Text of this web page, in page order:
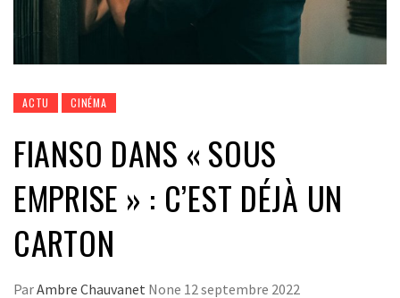
ACTU CINÉMA
FIANSO DANS « SOUS
EMPRISE » : C’EST DÉJÀ UN
CARTON
ParAmbre Chauvanet None 12 septembre 2022